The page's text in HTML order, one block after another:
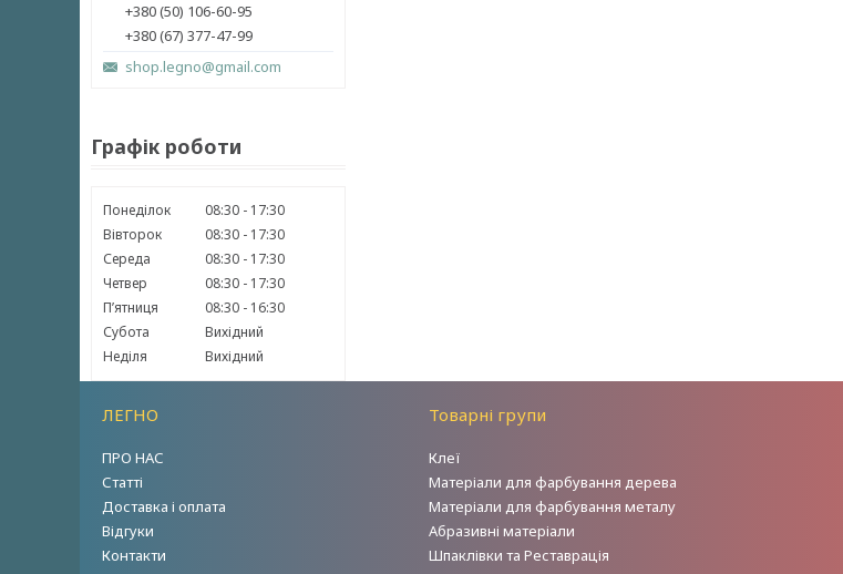
+380 (50) 106-60-95
+380 (67) 377-47-99
shop.legno@gmail.com
Графік роботи
Понеділок 08:30
17:30
Вівторок
08:30
17:30
Середа
08:30
17:30
Четвер
08:30
17:30
Пʼятниця
08:30
16:30
Субота
Вихідний
Неділя
Вихідний
ЛЕГНО
ПРО НАС
Статті
Доставка і оплата
Відгуки
Контакти
Товарні групи
Клеї
Матеріали для фарбування дерева
Матеріали для фарбування металу
Абразивні матеріали
Шпаклівки та Реставрація